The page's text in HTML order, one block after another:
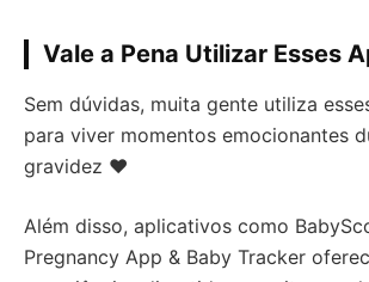
Vale a Pena Utilizar Esses
Sem dúvidas, muita gente utiliza
para viver momentos emocionantes
gravidez ❤️
Além disso, aplicativos como
Pregnancy App & Baby Tracker